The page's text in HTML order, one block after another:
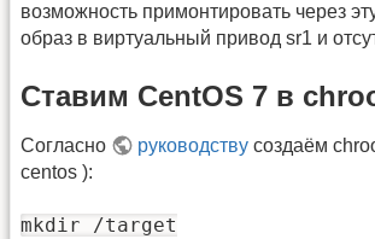
возможность примонтировать через
образ в виртуальный привод sr1 и
Ставим CentOS 7 в
Согласно руководству создаём
centos ):
mkdir /target